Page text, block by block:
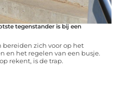
tegenstander is bij een
bereiden zich voor op het
en het regelen van een busje.
rekent, is de trap.